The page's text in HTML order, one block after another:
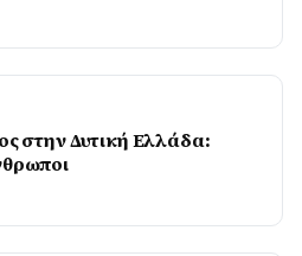
στην Δυτική Ελλάδα: